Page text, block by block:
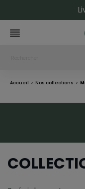
Accueil Nos collections